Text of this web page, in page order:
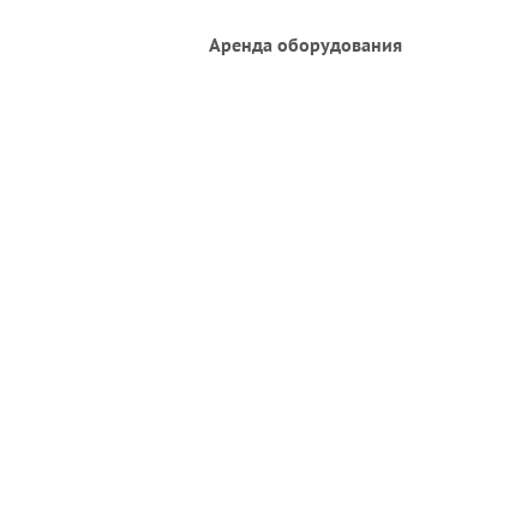
Аренда оборудования